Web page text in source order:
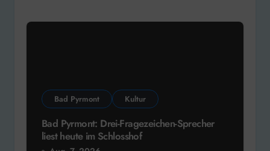
Bad Pyrmont Kultur
Bad Pyrmont: Drei-Fragezeichen-Sprecher
liest heute im Schlosshof